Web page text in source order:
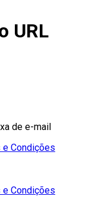
URL
de e-mail
e Condições
e Condições